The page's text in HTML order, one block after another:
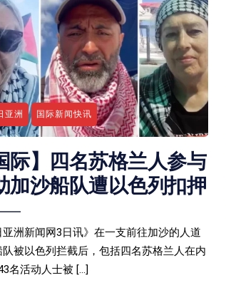
亚洲 国际新闻快讯
际】四名苏格兰人参与
加沙船队遭以色列扣押
亚洲新闻网3日讯》在一支前往加沙的人道
队被以色列拦截后，包括四名苏格兰人在内
名活动人士被 […]